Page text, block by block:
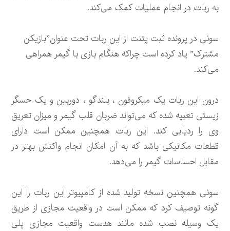
به ربات در انجام عملیات کمک می‌کند.
سونی در پرونده ثبت پتنت از این ربات تحت عنوان”بازیکن
مشترک” یاد کرده است چراکه هنگام بازی با گیمر همراهی
می‌کند.
درون این ربات یک میکروفون ، بلندگو ، دوربین و یک حسگر
زیستی تعبیه شده که می‌تواند ضربان قلب گیمر و میزان تعریق
وی را ردیابی کند. این ربات همچنین ممکن است دارای
قطعات مکانیکی باشد که به آن امکان انجام واکنش بهتر در
مقابل احساسات گیمر را می‌دهد.
سونی همچنین نسخه تولید شده از کامپیوتر این ربات را این
گونه توصیف کرد که ممکن است در واقعیت مجازی از طریق
یک وسیله نصب شده مانند هدست واقعیت مجازی پلی